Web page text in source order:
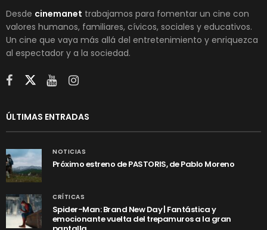
Desde cinemanet trabajamos para fomentar un cine con
valores humanos, familiares, cívicos, sociales y educativos.
Un cine que vaya más allá del entretenimiento y enriquezca
al espectador y a la sociedad.
ÚLTIMAS ENTRADAS
NOTICIAS
Próximo estreno de PASTORIS, de Pablo Moreno
CRÍTICAS
Spider-Man: Brand New Day | Fantástica y
emocionante vuelta del trepamuros a la gran